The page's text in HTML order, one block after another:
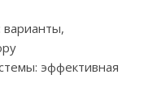
эффективная